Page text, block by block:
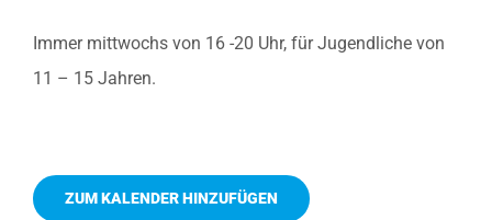
Immer mittwochs von 16 -20 Uhr, für Jugendliche von
11 – 15 Jahren.
ZUM KALENDER HINZUFÜGEN